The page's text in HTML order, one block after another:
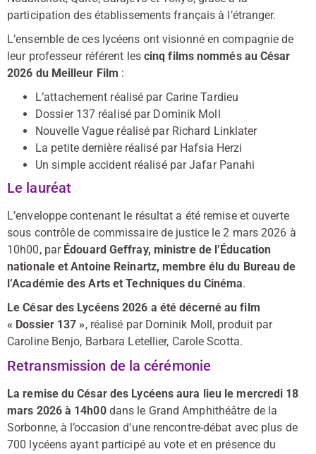
participation des établissements français à l’étranger.
L’ensemble de ces lycéens ont visionné en compagnie de
leur professeur référent les cinq films nommés au César
2026 du Meilleur Film :
L’attachement réalisé par Carine Tardieu
Dossier 137 réalisé par Dominik Moll
Nouvelle Vague réalisé par Richard Linklater
La petite dernière réalisé par Hafsia Herzi
Un simple accident réalisé par Jafar Panahi
Le lauréat
L’enveloppe contenant le résultat a été remise et ouverte
sous contrôle de commissaire de justice le 2 mars 2026 à
10h00, par Édouard Geffray, ministre de l’Éducation
nationale et Antoine Reinartz, membre élu du Bureau de
l’Académie des Arts et Techniques du Cinéma.
Le César des Lycéens 2026 a été décerné au film
« Dossier 137 », réalisé par Dominik Moll, produit par
Caroline Benjo, Barbara Letellier, Carole Scotta.
Retransmission de la cérémonie
La remise du César des Lycéens aura lieu le mercredi 18
mars 2026 à 14h00dans le Grand Amphithéâtre de la
Sorbonne, à l’occasion d’une rencontre-débat avec plus de
700 lycéens ayant participé au vote et en présence du